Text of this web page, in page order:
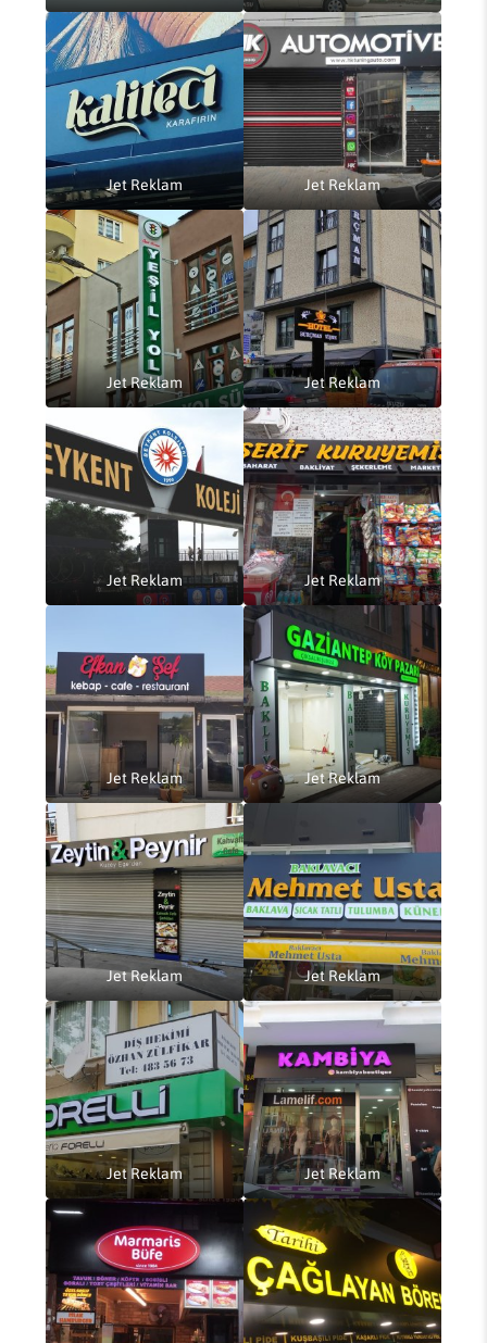
Jet Reklam Jet Reklam
Jet Reklam Jet Reklam
Jet Reklam Jet Reklam
Jet Reklam Jet Reklam
Jet Reklam Jet Reklam
Jet Reklam Jet Reklam